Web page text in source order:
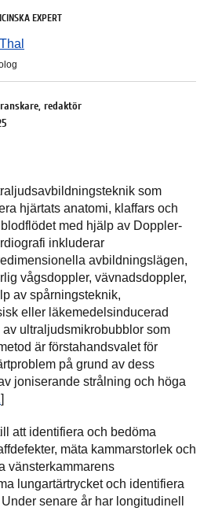
EXPERT
redaktör
som
hjärtats anatomi, klaffars och
med hjälp av Doppler-
inkluderar
avbildningslägen,
vågsdoppler, vävnadsdoppler,
av spårningsteknik,
eller läkemedelsinducerad
ultraljudsmikrobubblor som
är förstahandsvalet för
på grund av dess
joniserande strålning och höga
]
att identifiera och bedöma
mäta kammarstorlek och
vänsterkammarens
lungartärtrycket och identifiera
senare år har longitudinell